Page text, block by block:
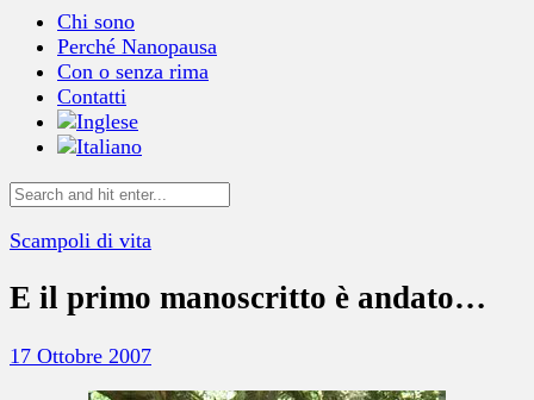
Chi sono
Perché Nanopausa
Con o senza rima
Contatti
Scampoli di vita
E il primo manoscritto è andato…
17 Ottobre 2007